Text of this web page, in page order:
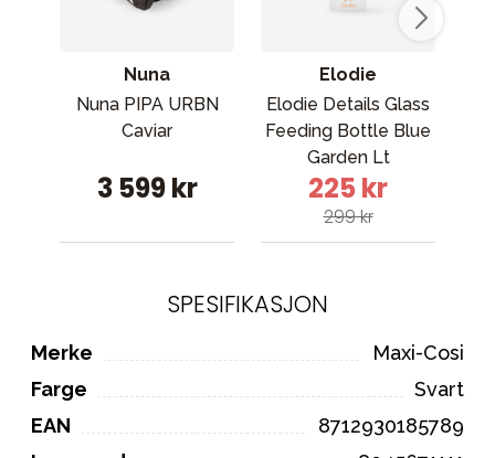
Nuna
Nuna PIPA URBN
Caviar
3 599 kr
Elodie
Elodie Details Glass
Feeding Bottle Blue
Garden Lt
Placement
225 kr
299 kr
SPESIFIKASJON
Merke
Maxi-Cosi
Farge
Svart
EAN
8712930185789